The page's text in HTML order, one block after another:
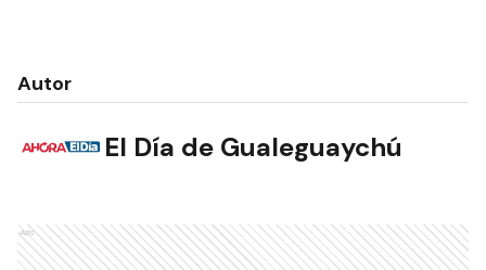
Autor
El Día de Gualeguaychú
Ads